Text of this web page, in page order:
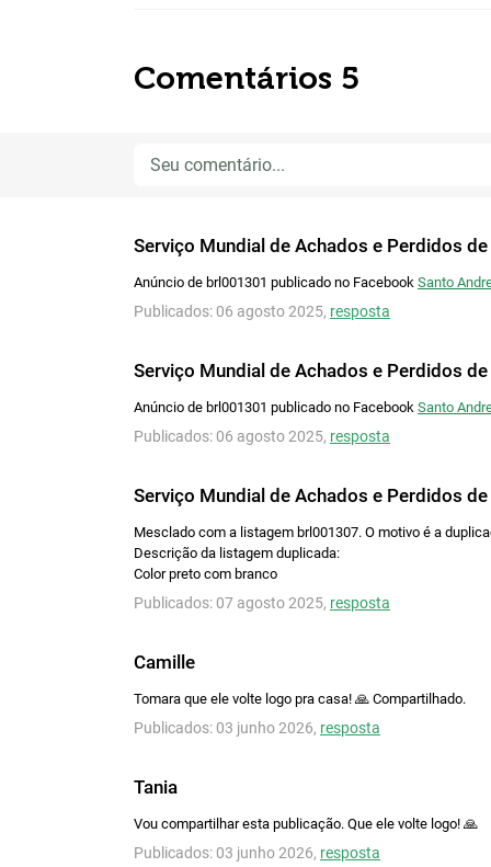
Comentários 5
Serviço Mundial de Achados e Perdidos
Anúncio de brl001301 publicado no Facebook Santo
Publicados: 06 agosto 2025, resposta
Serviço Mundial de Achados e Perdidos
Anúncio de brl001301 publicado no Facebook Santo
Publicados: 06 agosto 2025, resposta
Serviço Mundial de Achados e Perdidos
Mesclado com a listagem brl001307. O motivo é a
Descrição da listagem duplicada:
Color preto com branco
Publicados: 07 agosto 2025, resposta
Camille
Tomara que ele volte logo pra casa! 🙏 Compartilhado.
Publicados: 03 junho 2026, resposta
Tania
Vou compartilhar esta publicação. Que ele volte logo! 🙏
Publicados: 03 junho 2026, resposta